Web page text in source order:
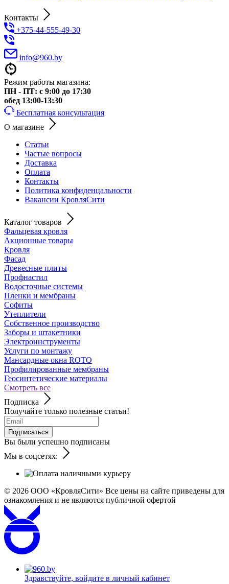
Контакты
+375-44-555-49-30
info@960.by
Режим работы магазина:
ПН - ПТ: с 9:00 до 17:30
обед 13:00-13:30
Бесплатная консультация
О магазине
Статьи
Частые вопросы
Доставка
Оплата
Контакты
Политика конфиденцальности
Вакансии КровляСити
Каталог товаров
Фальцевая кровля
Акционные товары
Кровля
Фасад
Древесные плиты
Профнастил
Водосточные системы
Пленки и мембраны
Софиты
Утеплители
Собственное производство
Заборы и штакетники
Электроинструменты
Услуги по монтажу
Мансардные окна ROTO
Профилированные мембраны
Геосинтетические материалы
Смотреть все
Подписка
Получайте только полезные статьи!
Подписаться
Вы были успешно подписаны
Мы в соцсетях:
© 2026 ООО «КровляСити» Все цены на сайте приведены для
ознакомления и не являются публичной офертой
Здравствуйте, войдите в личный кабинет